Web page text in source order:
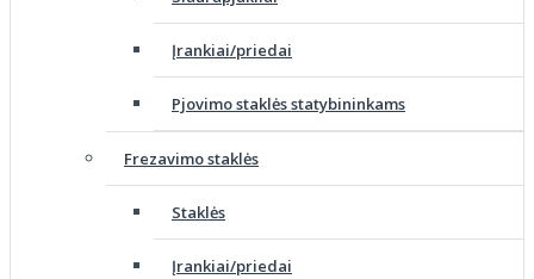
Įrankiai/priedai
Pjovimo staklės statybininkams
Frezavimo staklės
Staklės
Įrankiai/priedai